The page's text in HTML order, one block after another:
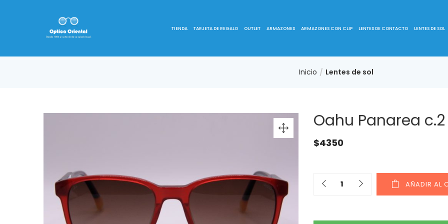
TIENDA TARJETA DE REGALO OUTLET ARMAZONES ARMAZONES CON CLIP LENTES DE CONTACTO LENTES DE SOL
Inicio Lentes de sol
Oahu Panarea c.2
$4350
AÑADIR AL